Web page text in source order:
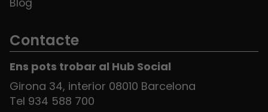
Contacte
Ens pots trobar al Hub Social
Girona 34, interior 08010 Barcelona
Tel 934 588 700